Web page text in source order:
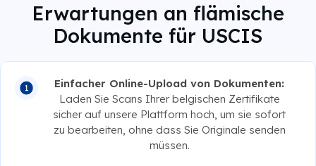
Erwartungen an flämische
Dokumente für USCIS
Einfacher Online-Upload von Dokumenten:
Laden Sie Scans Ihrer belgischen Zertifikate
sicher auf unsere Plattform hoch, um sie sofort
zu bearbeiten, ohne dass Sie Originale senden
müssen.